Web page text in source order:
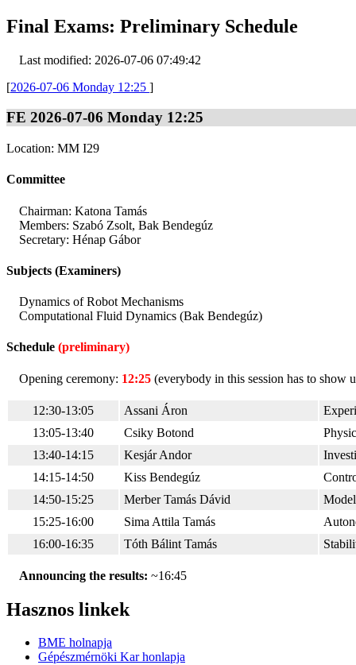
Final Exams: Preliminary Schedule
Last modified: 2026-07-06 07:49:42
[2026-07-06 Monday 12:25 ]
FE 2026-07-06 Monday 12:25
Location: MM I29
Committee
Chairman: Katona Tamás
Members: Szabó Zsolt, Bak Bendegúz
Secretary: Hénap Gábor
Subjects (Examiners)
Dynamics of Robot Mechanisms
Computational Fluid Dynamics (Bak Bendegúz)
Schedule (preliminary)
Opening ceremony: 12:25 (everybody in this session has to show
12:30-13:05 Assani Áron
13:05-13:40
Csiky Botond
13:40-14:15
Kesjár Andor
14:15-14:50
Kiss Bendegúz
14:50-15:25
Merber Tamás Dávid
15:25-16:00
Sima Attila Tamás
16:00-16:35
Tóth Bálint Tamás
Announcing the results: ~16:45
Hasznos linkek
BME holnapja
Gépészmérnöki Kar honlapja